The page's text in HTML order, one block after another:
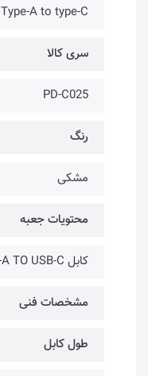
Type-A to type-C
سری کالا
PD-C025
رنگ
مشکی
محتویات جعبه
کابل 25cm USB-A TO USB-C
مشخصات فنی
طول کابل